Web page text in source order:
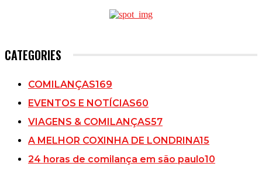
CATEGORIES
COMILANÇAS169
EVENTOS E NOTÍCIAS60
VIAGENS & COMILANÇAS57
A MELHOR COXINHA DE LONDRINA15
24 horas de comilança em são paulo10